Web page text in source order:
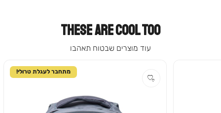
THESE ARE COOL TOO
עוד מוצרים שבטוח תאהבו
מתחבר לעגלת טרולי!